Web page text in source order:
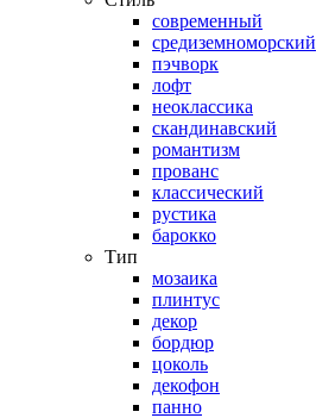
современный
средиземноморский
пэчворк
лофт
неоклассика
скандинавский
романтизм
прованс
классический
рустика
барокко
Тип
мозаика
плинтус
декор
бордюр
цоколь
декофон
панно